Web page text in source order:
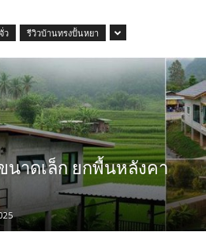
ว รีวิวบ้านทรงปั้นหยา
นาดเล็ก ยกพื้นหลังคา